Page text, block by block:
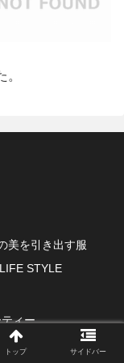
美を引き出す服
LIFE STYLE
ィー.
トップ サイドバー